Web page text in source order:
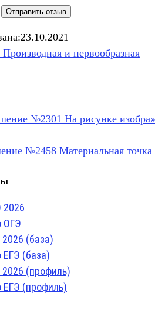
Отправить отзыв
23.10.2021
Производная и первообразная
№2301 На рисунке
№2458 Материальная
ОГЭ
(база)
(база)
(профиль)
(профиль)